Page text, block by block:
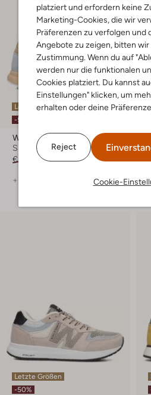
platziert und erfordern keine
Marketing-Cookies, die wir
Präferenzen zu verfolgen und
Angebote zu zeigen, bitten wir
Zustimmung. Wenn du auf
werden nur die funktionalen
Cookies platziert. Du kannst
Einstellungen" klicken, um
erhalten oder deine
Reject
Cookie-
Letzter Artikel
-50%
Woden
Sneaker Low
€ 129,99 € 64,99
+ mehr farben
Letzte Größen
-50%